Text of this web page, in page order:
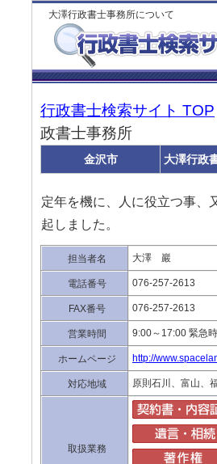
大澤行政書士事務所について
行政書士検索サイト TOP
政書士事務所
金沢市 大澤行政
定年を機に、人に役立つ事、
起しました。
担当者名 大澤 巖
電話番号 076-257-2613
FAX番号 076-257-2613
営業時間 9:00～17:00 緊急
ホームページ http://
対応地域 原則石川、富山、
取扱業務